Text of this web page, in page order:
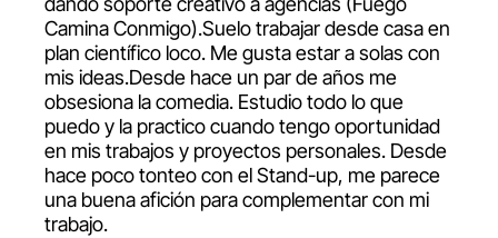
Camina Conmigo).Suelo trabajar desde casa en
plan científico loco. Me gusta estar a solas con
mis ideas.Desde hace un par de años me
obsesiona la comedia. Estudio todo lo que
puedo y la practico cuando tengo oportunidad
en mis trabajos y proyectos personales. Desde
hace poco tonteo con el Stand-up, me parece
una buena afición para complementar con mi
trabajo.